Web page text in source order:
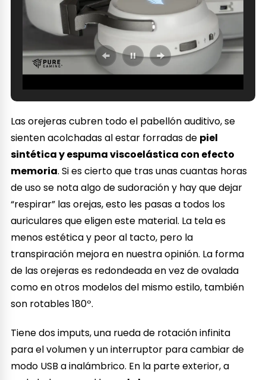
Las orejeras cubren todo el pabellón auditivo, se
sienten acolchadas al estar forradas de piel
sintética y espuma viscoelástica con efecto
memoria. Si es cierto que tras unas cuantas horas
de uso se nota algo de sudoración y hay que dejar
“respirar” las orejas, esto les pasas a todos los
auriculares que eligen este material. La tela es
menos estética y peor al tacto, pero la
transpiración mejora en nuestra opinión. La forma
de las orejeras es redondeada en vez de ovalada
como en otros modelos del mismo estilo, también
son rotables 180º.
Tiene dos imputs, una rueda de rotación infinita
para el volumen y un interruptor para cambiar de
modo USB a inalámbrico. En la parte exterior, a